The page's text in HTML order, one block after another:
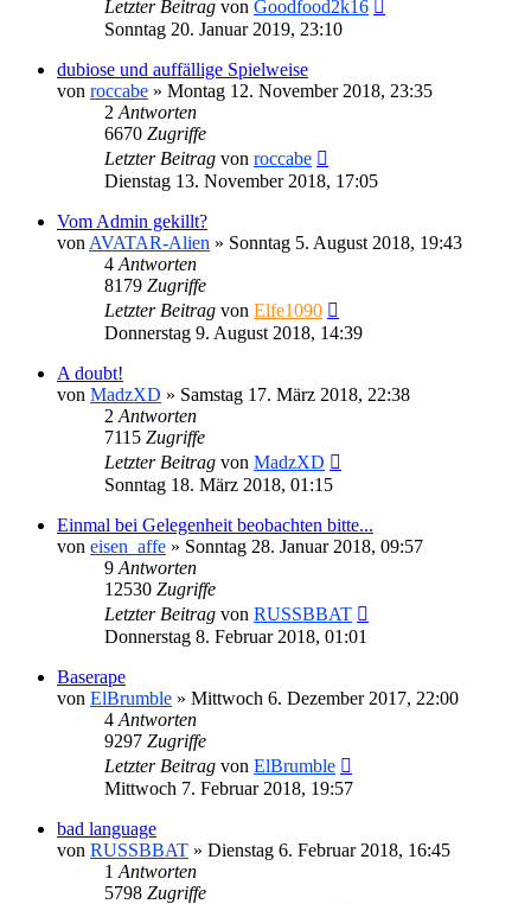
Letzter Beitrag von Goodfood2k16
Sonntag 20. Januar 2019, 23:10
dubiose und auffällige Spielweise
von roccabe » Montag 12. November 2018, 23:35
2 Antworten
6670 Zugriffe
Letzter Beitrag von roccabe
Dienstag 13. November 2018, 17:05
Vom Admin gekillt?
von AVATAR-Alien » Sonntag 5. August 2018, 19:43
4 Antworten
8179 Zugriffe
Letzter Beitrag von Elfe1090
Donnerstag 9. August 2018, 14:39
A doubt!
von MadzXD » Samstag 17. März 2018, 22:38
2 Antworten
7115 Zugriffe
Letzter Beitrag von MadzXD
Sonntag 18. März 2018, 01:15
Einmal bei Gelegenheit beobachten bitte...
von eisen_affe » Sonntag 28. Januar 2018, 09:57
9 Antworten
12530 Zugriffe
Letzter Beitrag von RUSSBBAT
Donnerstag 8. Februar 2018, 01:01
Baserape
von ElBrumble » Mittwoch 6. Dezember 2017, 22:00
4 Antworten
9297 Zugriffe
Letzter Beitrag von ElBrumble
Mittwoch 7. Februar 2018, 19:57
bad language
von RUSSBBAT » Dienstag 6. Februar 2018, 16:45
1 Antworten
5798 Zugriffe